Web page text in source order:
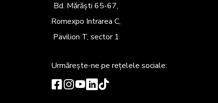
Bd. Mărăști 65-67,
Romexpo Intrarea C,
Pavilion T, sector 1
Urmărește-ne pe rețelele sociale: